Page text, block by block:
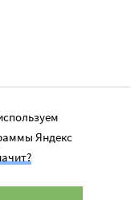
Яндекс